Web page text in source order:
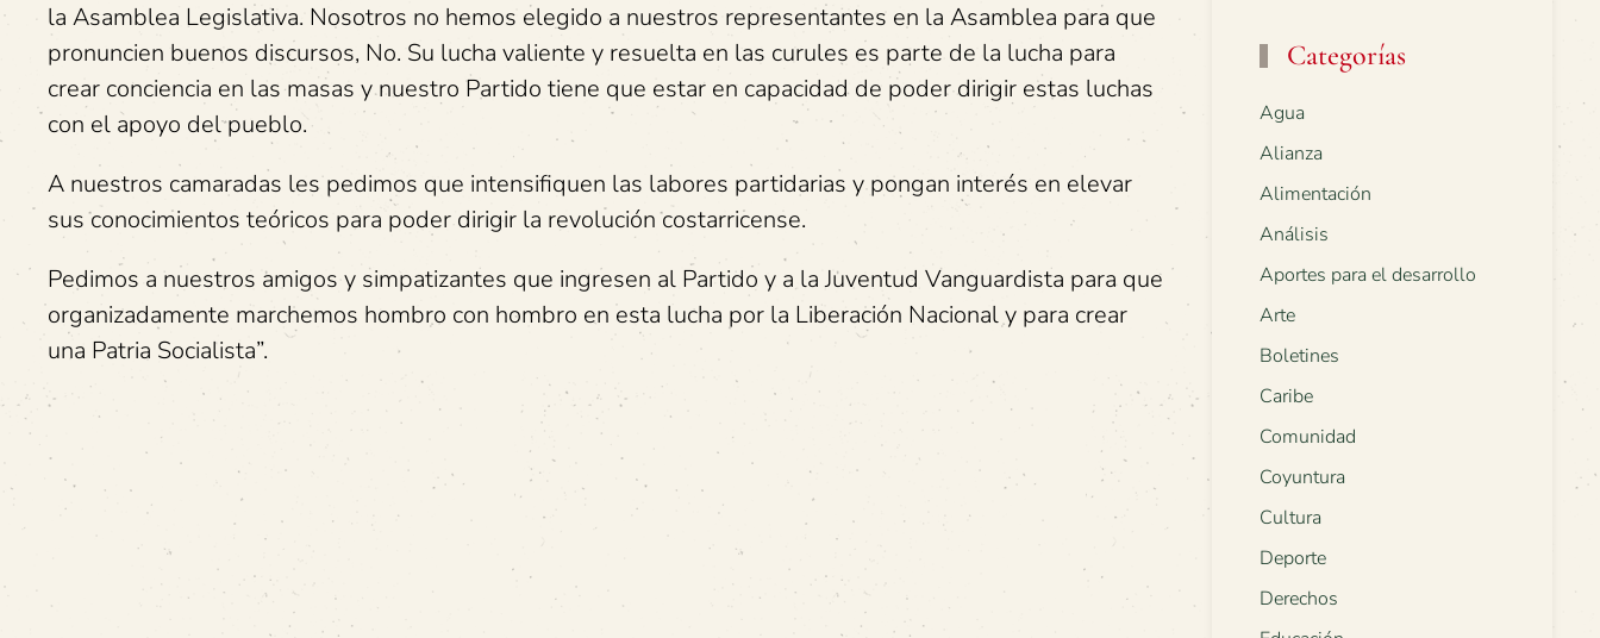
la Asamblea Legislativa. Nosotros no hemos elegido a nuestros representantes en la Asamblea para que
pronuncien buenos discursos, No. Su lucha valiente y resuelta en las curules es parte de la lucha para
crear conciencia en las masas y nuestro Partido tiene que estar en capacidad de poder dirigir estas luchas
con el apoyo del pueblo.
A nuestros camaradas les pedimos que intensifiquen las labores partidarias y pongan interés en elevar
sus conocimientos teóricos para poder dirigir la revolución costarricense.
Pedimos a nuestros amigos y simpatizantes que ingresen al Partido y a la Juventud Vanguardista para que
organizadamente marchemos hombro con hombro en esta lucha por la Liberación Nacional y para crear
una Patria Socialista”.
Categorías
Agua
Alianza
Alimentación
Análisis
Aportes para el desarrollo
Arte
Boletines
Caribe
Comunidad
Coyuntura
Cultura
Deporte
Derechos